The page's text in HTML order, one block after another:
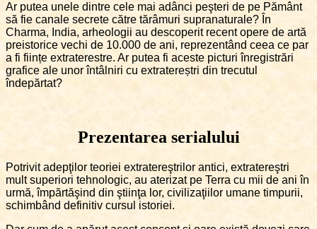
Ar putea unele dintre cele mai adânci peşteri de pe Pământ
să fie canale secrete către tărâmuri supranaturale? În
Charma, India, arheologii au descoperit recent opere de artă
preistorice vechi de 10.000 de ani, reprezentând ceea ce par
a fi ființe extraterestre. Ar putea fi aceste picturi înregistrări
grafice ale unor întâlniri cu extratereștri din trecutul
îndepărtat?
Prezentarea serialului
Potrivit adepţilor teoriei extratereştrilor antici, extratereştri
mult superiori tehnologic, au aterizat pe Terra cu mii de ani în
urmă, împărtăşind din ştiinţa lor, civilizaţiilor umane timpurii,
schimbând definitiv cursul istoriei.